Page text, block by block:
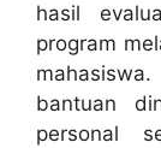
hasil
program
bantuan
personal